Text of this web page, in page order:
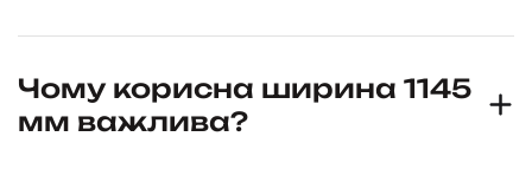
Чому корисна ширина 1145
мм важлива?